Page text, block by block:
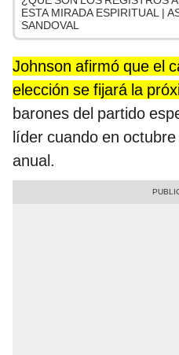
ESTA MIRADA ESPIRITUAL |
SANDOVAL
Johnson afirmó que el
elección se fijará la
barones del partido
líder cuando en
anual.